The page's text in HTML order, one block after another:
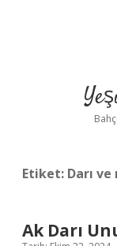
Etiket: Darı
Ak Darı